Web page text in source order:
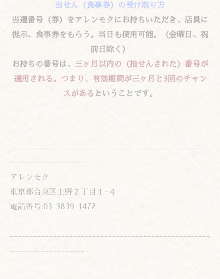
当 せん（食事券）の受け取り方
当選番号 （券）をアレンモクにお持ちいただき、店員に
提示、食事券をもらう。 当 日も使用可能。（金曜日、祝
前日除く）
お持ちの番号は、 三ヶ月以内 の（抽せんされた）番号が
適用される。つまり、 有効期間が三ヶ月 と 3回のチャン
スがある ということです。
---------------------------------------------------
-------------------
アレンモク
東京都台東区上野２丁目１−４
電話番号:03-3839-1472
---------------------------------------------------
-------------------